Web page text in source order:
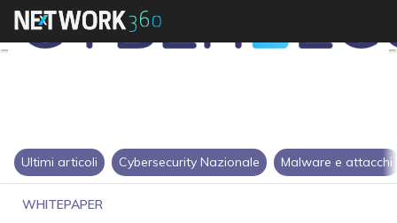
Ultimi articoli Cybersecurity Nazionale Malware e attacchi
WHITEPAPER